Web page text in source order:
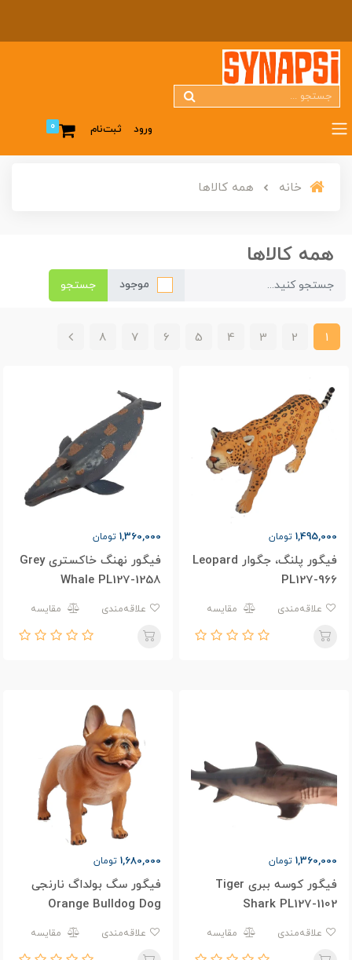
ورود ثبت‌نام 0
خانه همه کالاها
همه کالاها
موجود جستجو
1
2
3
4
5
6
7
8
1,495,000 تومان
فیگور پلنگ، جگوار Leopard
PL127-966
مقایسه
1,360,000 تومان
فیگور نهنگ خاکستری Grey
Whale PL127-1258
مقایسه
1,360,000 تومان
فیگور کوسه ببری Tiger
Shark PL127-1102
مقایسه
1,680,000 تومان
فیگور سگ بولداگ نارنجی
Orange Bulldog Dog
PL127-1217
مقایسه